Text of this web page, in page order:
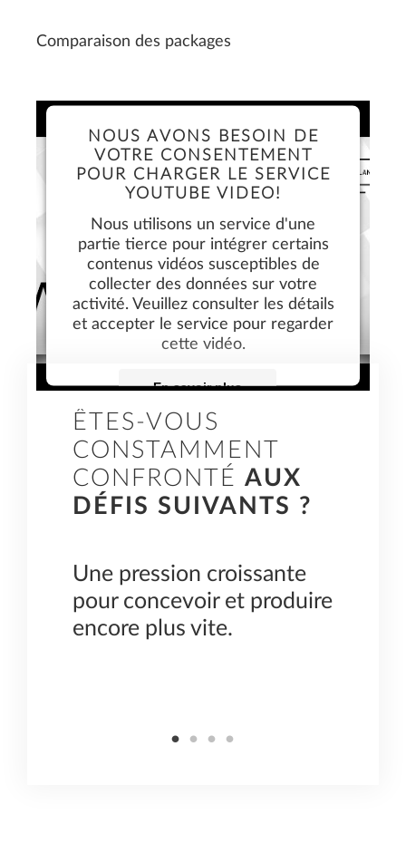
Comparaison des packages
NOUS AVONS BESOIN DE
VOTRE CONSENTEMENT
POUR CHARGER LE SERVICE
YOUTUBE VIDEO!
Nous utilisons un service d'une
partie tierce pour intégrer certains
contenus vidéos susceptibles de
collecter des données sur votre
activité. Veuillez consulter les détails
et accepter le service pour regarder
cette vidéo.
En savoir plus
Accepter
ÊTES-VOUS
CONSTAMMENT
CONFRONTÉ AUX
DÉFIS SUIVANTS ?
Une pression croissante
pour concevoir et produire
encore plus vite.